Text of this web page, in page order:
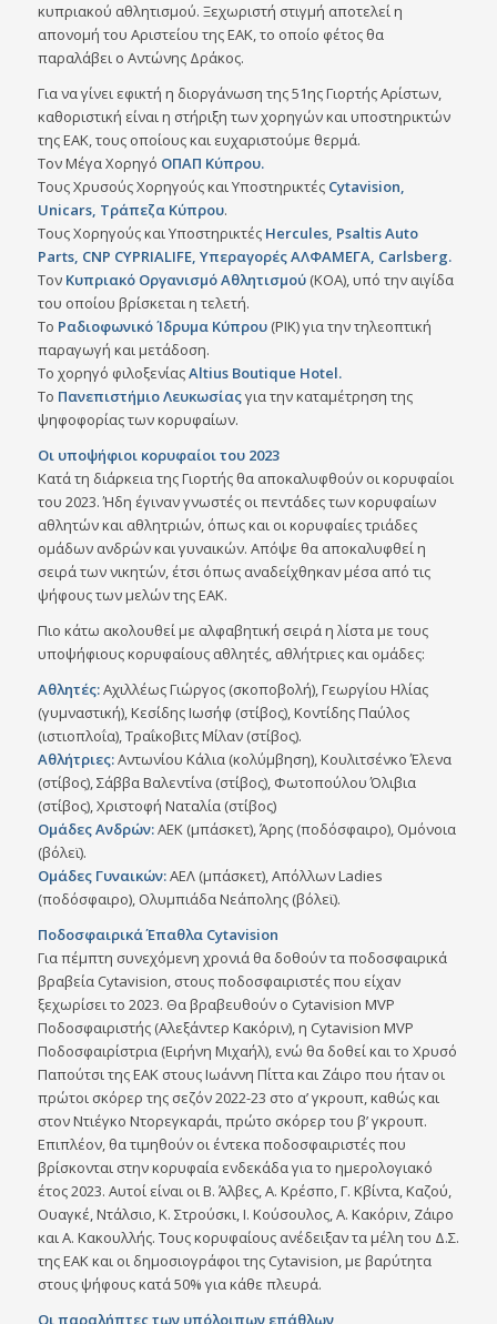
κυπριακού αθλητισμού. Ξεχωριστή στιγμή αποτελεί η
απονομή του Αριστείου της ΕΑΚ, το οποίο φέτος θα
παραλάβει ο Αντώνης Δράκος.
Για να γίνει εφικτή η διοργάνωση της 51ης Γιορτής Αρίστων,
καθοριστική είναι η στήριξη των χορηγών και υποστηρικτών
της ΕΑΚ, τους οποίους και ευχαριστούμε θερμά.
Τον Μέγα Χορηγό ΟΠΑΠ Κύπρου.
Τους Χρυσούς Χορηγούς και Υποστηρικτές Cytavision,
Unicars, Τράπεζα Κύπρου.
Τους Χορηγούς και Υποστηρικτές Hercules, Psaltis Auto
Parts, CNP CYPRIALIFE, Υπεραγορές ΑΛΦΑΜΕΓΑ, Carlsberg.
Τον Κυπριακό Οργανισμό Αθλητισμού(ΚΟΑ), υπό την αιγίδα
του οποίου βρίσκεται η τελετή.
Το Ραδιοφωνικό Ίδρυμα Κύπρου(ΡΙΚ) για την τηλεοπτική
παραγωγή και μετάδοση.
Το χορηγό φιλοξενίαςAltius Boutique Hotel.
Το Πανεπιστήμιο Λευκωσίαςγια την καταμέτρηση της
ψηφοφορίας των κορυφαίων.
Οι υποψήφιοι κορυφαίοι του 2023
Κατά τη διάρκεια της Γιορτής θα αποκαλυφθούν οι κορυφαίοι
του 2023. Ήδη έγιναν γνωστές οι πεντάδες των κορυφαίων
αθλητών και αθλητριών, όπως και οι κορυφαίες τριάδες
ομάδων ανδρών και γυναικών. Απόψε θα αποκαλυφθεί η
σειρά των νικητών, έτσι όπως αναδείχθηκαν μέσα από τις
ψήφους των μελών της ΕΑΚ.
Πιο κάτω ακολουθεί με αλφαβητική σειρά η λίστα με τους
υποψήφιους κορυφαίους αθλητές, αθλήτριες και ομάδες:
Αθλητές:Αχιλλέως Γιώργος (σκοποβολή), Γεωργίου Ηλίας
(γυμναστική), Κεσίδης Ιωσήφ (στίβος), Κοντίδης Παύλος
(ιστιοπλοΐα), Τραΐκοβιτς Μίλαν (στίβος).
Αθλήτριες:Αντωνίου Κάλια (κολύμβηση), Κουλιτσένκο Έλενα
(στίβος), Σάββα Βαλεντίνα (στίβος), Φωτοπούλου Όλιβια
(στίβος), Χριστοφή Ναταλία (στίβος)
Ομάδες Ανδρών:ΑΕΚ (μπάσκετ), Άρης (ποδόσφαιρο), Ομόνοια
(βόλεϊ).
Ομάδες Γυναικών:ΑΕΛ (μπάσκετ), Απόλλων Ladies
(ποδόσφαιρο), Ολυμπιάδα Νεάπολης (βόλεϊ).
Ποδοσφαιρικά Έπαθλα Cytavision
Για πέμπτη συνεχόμενη χρονιά θα δοθούν τα ποδοσφαιρικά
βραβεία Cytavision, στους ποδοσφαιριστές που είχαν
ξεχωρίσει το 2023. Θα βραβευθούν ο Cytavision MVP
Ποδοσφαιριστής (Αλεξάντερ Κακόριν), η Cytavision MVP
Ποδοσφαιρίστρια (Ειρήνη Μιχαήλ), ενώ θα δοθεί και το Χρυσό
Παπούτσι της ΕΑΚ στους Ιωάννη Πίττα και Ζάιρο που ήταν οι
πρώτοι σκόρερ της σεζόν 2022-23 στο α’ γκρουπ, καθώς και
στον Ντιέγκο Ντορεγκαράι, πρώτο σκόρερ του β’ γκρουπ.
Επιπλέον, θα τιμηθούν οι έντεκα ποδοσφαιριστές που
βρίσκονται στην κορυφαία ενδεκάδα για το ημερολογιακό
έτος 2023. Αυτοί είναι οι Β. Άλβες, Α. Κρέσπο, Γ. Κβίντα, Καζού,
Ουαγκέ, Ντάλσιο, Κ. Στρούσκι, Ι. Κούσουλος, Α. Κακόριν, Ζάιρο
και Α. Κακουλλής. Τους κορυφαίους ανέδειξαν τα μέλη του Δ.Σ.
της ΕΑΚ και οι δημοσιογράφοι της Cytavision, με βαρύτητα
στους ψήφους κατά 50% για κάθε πλευρά.
Οι παραλήπτες των υπόλοιπων επάθλων